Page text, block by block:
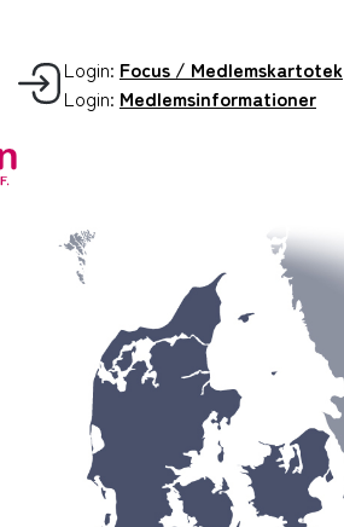
Login: Focus / Medlemskartotek
Login: Medlemsinformationer